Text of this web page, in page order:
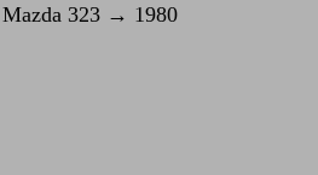
Mazda 323 → 1980